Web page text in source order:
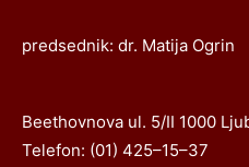
predsednik: dr. Matija Ogrin
Beethovnova ul. 5/II 1000
Telefon: (01) 425–15–37